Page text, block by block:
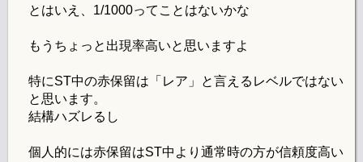
とはいえ、1/1000ってことはないかな
もうちょっと出現率高いと思いますよ
特にST中の赤保留は「レア」と言えるレベルではない
と思います。
結構ハズレるし
個人的には赤保留はST中より通常時の方が信頼度高い